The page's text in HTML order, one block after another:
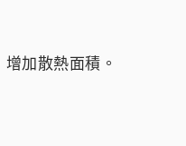
加散熱面積。